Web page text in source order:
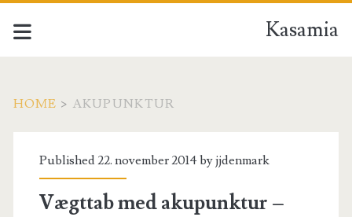
Kasamia
HOME > AKUPUNKTUR
Tag:
<span>akupunktur</
Published 22. november 2014 byjjdenmark
Vægttab med akupunktur –